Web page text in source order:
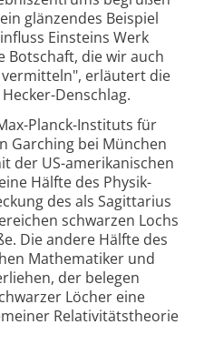
glänzendes Beispiel
Einsteins Werk
Botschaft, die wir auch
erläutert die
Denschlag.
Planck-Instituts für
Garching bei München
der US-amerikanischen
Hälfte des Physik-
des als Sagittarius
schwarzen Lochs
Die andere Hälfte des
Mathematiker und
der belegen
Löcher eine
Relativitäts­theorie